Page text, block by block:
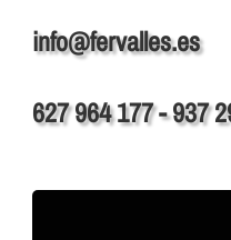
info@fervalles.es
627 964 177 - 937